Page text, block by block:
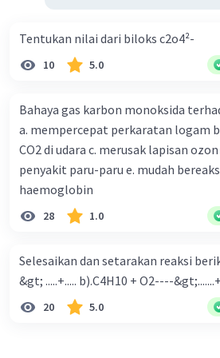
Iklan
Tentukan nilai dari biloks c2o4²-
10 5.0
Bahaya gas karbon monoksida
a. mempercepat perkaratan logam b. mengurangi kadar
CO2 di udara c. merusak lapisan ozon d. menyebabkan
penyakit paru-paru e. mudah bereaksi dengan
haemoglobin
28 1.0
Selesaikan dan setarakan reaksi
&gt; .....+..... b).C4H10 + O2----
20 5.0